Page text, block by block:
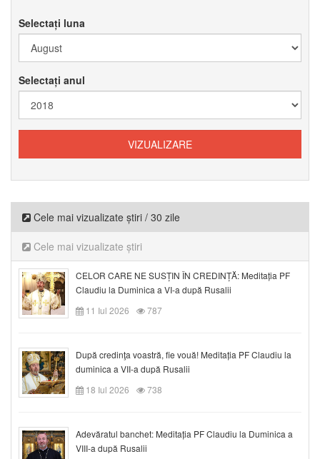
Selectați luna
Selectați anul
Cele mai vizualizate știri / 30 zile
Cele mai vizualizate știri
CELOR CARE NE SUSȚIN ÎN CREDINȚĂ: Meditația PF
Claudiu la Duminica a VI-a după Rusalii
11 Iul 2026
787
După credinţa voastră, fie vouă! Meditația PF Claudiu la
duminica a VII-a după Rusalii
18 Iul 2026
738
Adevăratul banchet: Meditația PF Claudiu la Duminica a
VIII-a după Rusalii